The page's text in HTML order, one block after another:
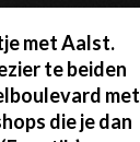
met Aalst.
te beiden
met
die je dan